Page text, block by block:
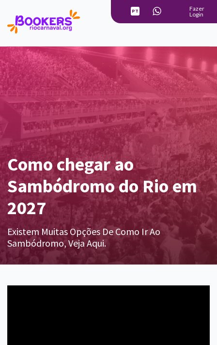
PT
Fazer
Login
Como chegar ao
Sambódromo do Rio em
2027
Existem Muitas Opções De Como Ir Ao
Sambódromo, Veja Aqui.